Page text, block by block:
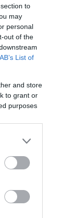
to
may
personal
out of the
List of
and store
to grant or
purposes